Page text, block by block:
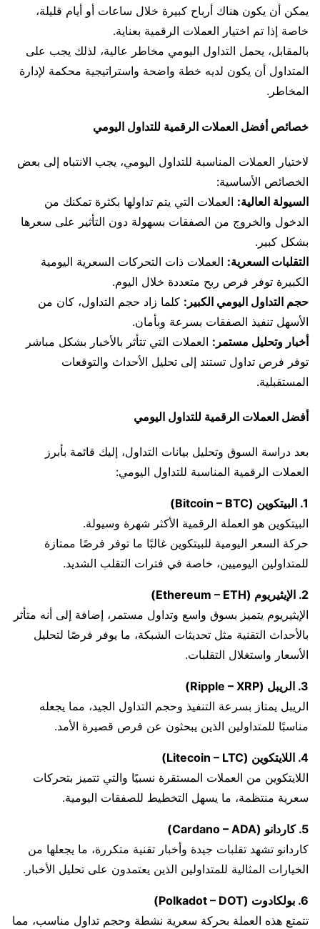
يمكن أن يكون هناك أرباح كبيرة خلال ساعات أو أيام قليلة،
خاصة إذا تم اختيار العملات الرقمية بعناية.
بالمقابل، يحمل التداول اليومي مخاطر عالية، لذلك يجب على
المتداول أن يكون لديه خطة واضحة واستراتيجية محكمة لإدارة
المخاطر.
خصائص أفضل العملات الرقمية للتداول اليومي
لاختيار العملات المناسبة للتداول اليومي، يجب الانتباه إلى بعض
الخصائص الأساسية:
السيولة العالية: العملات التي يتم تداولها بكثرة تمكنك من
الدخول والخروج من الصفقات بسهولة دون التأثير على سعرها
بشكل كبير.
التقلبات السعرية: العملات ذات التحركات السعرية اليومية
الكبيرة توفر فرص ربح متعددة خلال اليوم.
حجم التداول اليومي الكبير: كلما زاد حجم التداول، كان من
الأسهل تنفيذ الصفقات بسرعة وبأمان.
أخبار وتحليل مستمر: العملات التي تتأثر بالأخبار بشكل مباشر
توفر فرص تداول تستند إلى تحليل الأحداث والتوقعات
المستقبلية.
أفضل العملات الرقمية للتداول اليومي
بعد دراسة السوق وتحليل بيانات التداول، إليك قائمة بأبرز
العملات الرقمية المناسبة للتداول اليومي:
1. البيتكوين (Bitcoin – BTC)
البيتكوين هو العملة الرقمية الأكثر شهرة وسيولة.
حركة السعر اليومية للبيتكوين غالبًا ما توفر فرصًا ممتازة
للمتداولين اليوميين، خاصة في فترات التقلب الشديد.
2. الإيثيريوم (Ethereum – ETH)
الإيثيريوم يتميز بسوق واسع وتداول مستمر، إضافة إلى أنه متأثر
بالأحداث التقنية مثل تحديثات الشبكة، ما يوفر فرصًا لتحليل
الأسعار واستغلال التقلبات.
3. الريبل (Ripple – XRP)
الريبل يمتاز بسرعة التنفيذ وحجم التداول الجيد، مما يجعله
مناسبًا للمتداولين الذين يبحثون عن فرص قصيرة الأمد.
4. اللايتكوين (Litecoin – LTC)
اللايتكوين من العملات المستقرة نسبيًا والتي تتميز بتحركات
سعرية منتظمة، ما يسهل التخطيط للصفقات اليومية.
5. كاردانو (Cardano – ADA)
كاردانو تشهد تقلبات جيدة وأخبار تقنية متكررة، ما يجعلها من
الخيارات المثالية للمتداولين الذين يعتمدون على تحليل الأخبار.
6. بولكادوت (Polkadot – DOT)
تتمتع هذه العملة بحركة سعرية نشطة وحجم تداول مناسب، مما